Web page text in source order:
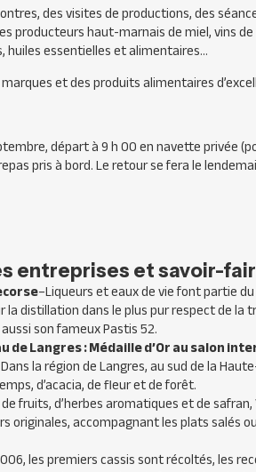
des visites de productions, des
producteurs haut-marnais de miel, vins
huiles essentielles et alimentaires…
et des produits alimentaires
départ à 9 h 00 en navette privée
pris à bord. Le retour se fera le
entreprises et savoir-
–Liqueurs et eaux de vie font partie
distillation dans le plus pur respect de la
son fameux Pastis 52.
de Langres : Médaille d’Or au salon
la région de Langres, au sud de la
d’acacia, de fleur et de forêt.
fruits, d’herbes aromatiques et de
originales, accompagnant les plats salés
les premiers cassis sont récoltés, les